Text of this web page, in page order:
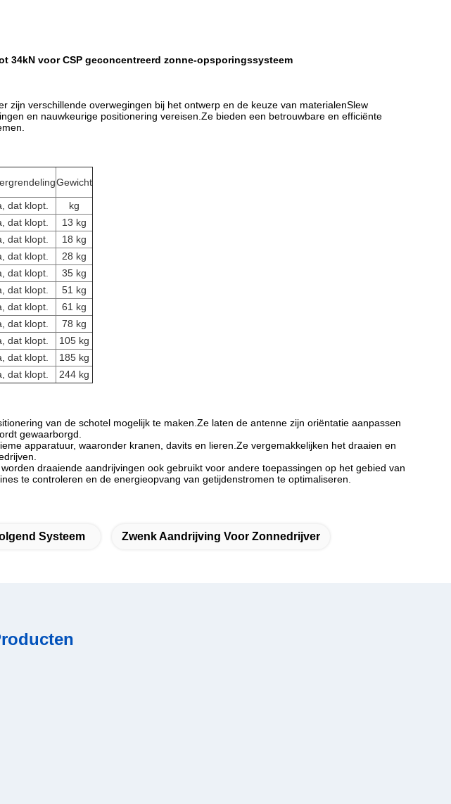
34kN voor CSP geconcentreerd zonne-opsporingssysteem
verschillende overwegingen bij het ontwerp en de keuze van materialenSlew
en nauwkeurige positionering vereisen.Ze bieden een betrouwbare en efficiënte
Gewicht
dat klopt.
kg
dat klopt.
13 kg
dat klopt.
18 kg
dat klopt.
28 kg
dat klopt.
35 kg
dat klopt.
51 kg
dat klopt.
61 kg
dat klopt.
78 kg
dat klopt.
105 kg
dat klopt.
185 kg
dat klopt. 244 kg
van de schotel mogelijk te maken.Ze laten de antenne zijn oriëntatie aanpassen
gewaarborgd.
apparatuur, waaronder kranen, davits en lieren.Ze vergemakkelijken het draaien en
draaiende aandrijvingen ook gebruikt voor andere toepassingen op het gebied van
te controleren en de energieopvang van getijdenstromen te optimaliseren.
Systeem Zwenk Aandrijving Voor Zonnedrijver